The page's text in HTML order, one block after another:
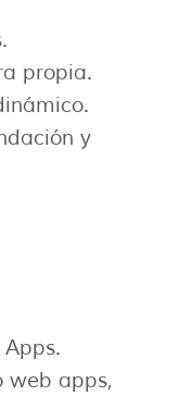
propia.
y
web apps,